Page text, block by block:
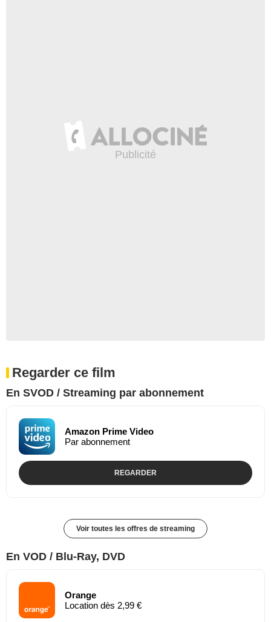
Regarder ce film
En SVOD / Streaming par abonnement
Amazon Prime Video
Par abonnement
REGARDER
Voir toutes les offres de streaming
En VOD / Blu-Ray, DVD
Orange
Location dès 2,99 €